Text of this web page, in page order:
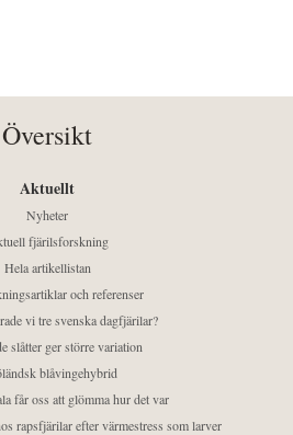
Översikt
Aktuellt
Nyheter
fjärilsforskning
Hela artikellistan
och referenser
vi tre svenska dagfjärilar?
slåtter ger större variation
blåvingehybrid
får oss att glömma hur det var
rapsfjärilar efter värmestress som larver